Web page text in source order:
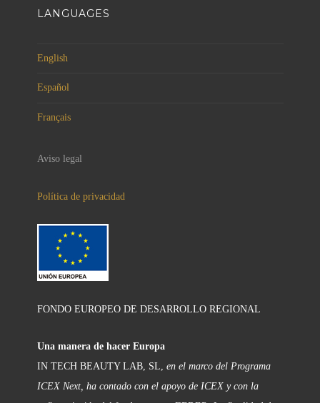
LANGUAGES
English
Español
Français
Aviso legal
Política de privacidad
FONDO EUROPEO DE DESARROLLO REGIONAL
Una manera de hacer Europa
IN TECH BEAUTY LAB, SL, en el marco del Programa
ICEX Next, ha contado con el apoyo de ICEX y con la